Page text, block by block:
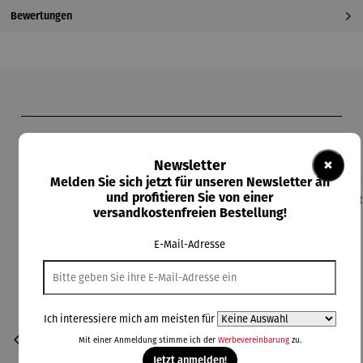
Bewertungen
×
Newsletter
Melden Sie sich jetzt für unseren Newsletter an
und profitieren Sie von einer
versandkostenfreien Bestellung!
E-Mail-Adresse
Ich interessiere mich am meisten für
Mit einer Anmeldung stimme ich der Werbevereinbarungzu.
Jetzt anmelden!